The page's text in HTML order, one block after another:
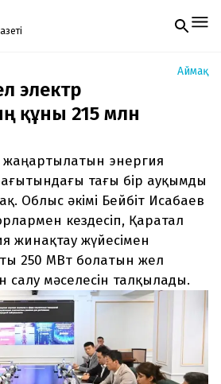
ай сайын электронды
Жаңа нөмір
жіберіледі. Тек email
өзіміз жібереміз.
Аймақ
электр
құны 215 млн
жаңартылатын энергия
тағы бір ауқымды
Облыс әкімі Бейбіт Исабаев
кездесіп, Қаратал
жинақтау жүйесімен
250 МВт болатын жел
салу мәселесін талқылады.